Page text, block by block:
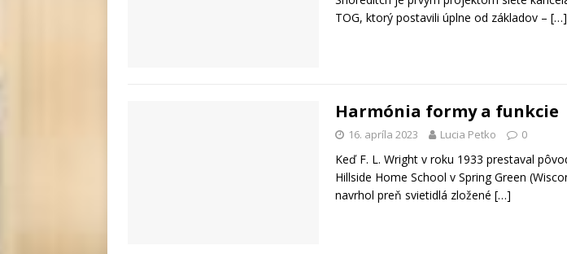
TOG, ktorý postavili úplne od základov – […]
Harmónia formy a funkcie
16. apríla 2023 Lucia Petko 0
Keď F. L. Wright v roku 1933 prestaval
Hillside Home School v Spring Green
navrhol preň svietidlá zložené […]